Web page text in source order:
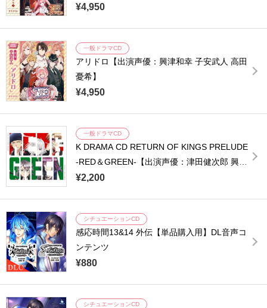
¥4,950
一般ドラマCD
アリドロ【出演声優：興津和幸 子安武人 高田
憂希】
¥4,950
一般ドラマCD
K DRAMA CD RETURN OF KINGS PRELUDE
-RED＆GREEN-【出演声優：津田健次郎 興津
和幸】
¥2,200
シチュエーションCD
感応時間13&14 外伝【単品購入用】DL音声コ
ンテンツ
¥880
シチュエーションCD